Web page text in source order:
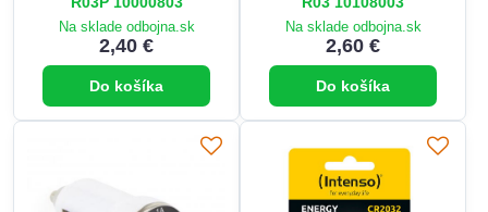
Na sklade odbojna.sk
2,40 €
Do košíka
Na sklade odbojna.sk
2,60 €
Do košíka